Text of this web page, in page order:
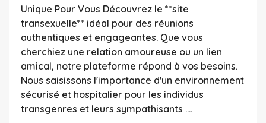
Unique Pour Vous Découvrez le **site
transexuelle** idéal pour des réunions
authentiques et engageantes. Que vous
cherchiez une relation amoureuse ou un lien
amical, notre plateforme répond à vos besoins.
Nous saisissons l'importance d'un environnement
sécurisé et hospitalier pour les individus
transgenres et leurs sympathisants ....